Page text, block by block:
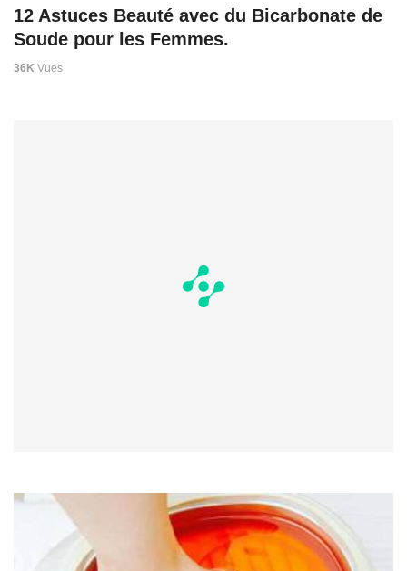
12 Astuces Beauté avec du Bicarbonate de
Soude pour les Femmes.
36K Vues